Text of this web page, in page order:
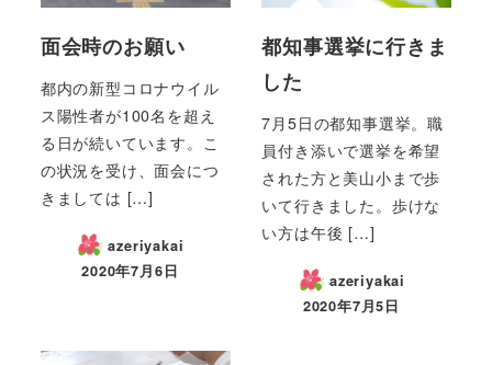
面会時のお願い
都内の新型コロナウイル
ス陽性者が100名を超え
る日が続いています。こ
の状況を受け、面会につ
きましては […]
azeriyakai
2020年7月6日
都知事選挙に行きま
した
7月5日の都知事選挙。職
員付き添いで選挙を希望
された方と美山小まで歩
いて行きました。歩けな
い方は午後 […]
azeriyakai
2020年7月5日